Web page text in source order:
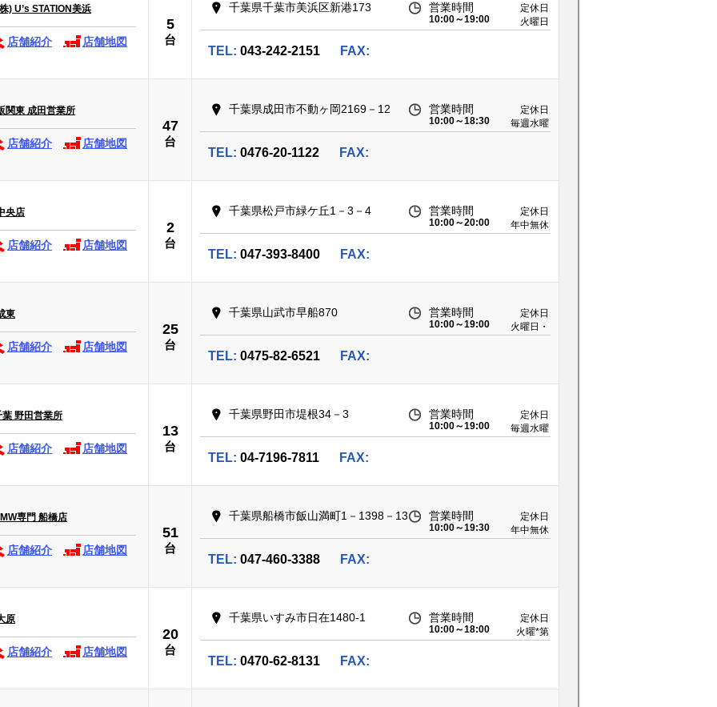
) U’s STATION美浜
店舗紹介 店舗地図
5
台
千葉県千葉市美浜区新港173 営業時間
10:00～19:00
定休日
火曜日
TEL: 043-242-2151 FAX:
関東 成田営業所
店舗紹介 店舗地図
47
台
千葉県成田市不動ヶ岡2169－12 営業時間
10:00～18:30
定休日
毎週水曜
TEL: 0476-20-1122 FAX:
央店
店舗紹介 店舗地図
2
台
千葉県松戸市緑ケ丘1－3－4 営業時間
10:00～20:00
定休日
年中無休
TEL: 047-393-8400 FAX:
東
店舗紹介 店舗地図
25
台
千葉県山武市早船870 営業時間
10:00～19:00
定休日
火曜日・
TEL: 0475-82-6521 FAX:
野田営業所
店舗紹介 店舗地図
13
台
千葉県野田市堤根34－3 営業時間
10:00～19:00
定休日
毎週水曜
TEL: 04-7196-7811 FAX:
専門 船橋店
店舗紹介 店舗地図
51
台
千葉県船橋市飯山満町1－1398－13 営業時間
10:00～19:30
定休日
年中無休
TEL: 047-460-3388 FAX:
原
店舗紹介 店舗地図
20
台
千葉県いすみ市日在1480-1 営業時間
10:00～18:00
定休日
火曜*第
TEL: 0470-62-8131 FAX: